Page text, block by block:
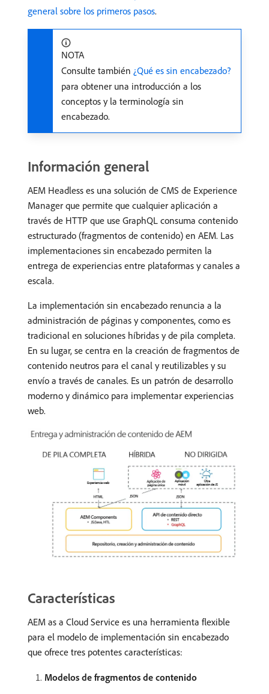
general sobre los primeros pasos.
NOTA
Consulte también ¿Qué es sin encabezado?
para obtener una introducción a los
conceptos y la terminología sin
encabezado.
Información general
AEM Headless es una solución de CMS de Experience
Manager que permite que cualquier aplicación a
través de HTTP que use GraphQL consuma contenido
estructurado (fragmentos de contenido) en AEM. Las
implementaciones sin encabezado permiten la
entrega de experiencias entre plataformas y canales a
escala.
La implementación sin encabezado renuncia a la
administración de páginas y componentes, como es
tradicional en soluciones híbridas y de pila completa.
En su lugar, se centra en la creación de fragmentos de
contenido neutros para el canal y reutilizables y su
envío a través de canales. Es un patrón de desarrollo
moderno y dinámico para implementar experiencias
web.
Características
AEM as a Cloud Service es una herramienta flexible
para el modelo de implementación sin encabezado
que ofrece tres potentes características:
Modelos de fragmentos de contenido